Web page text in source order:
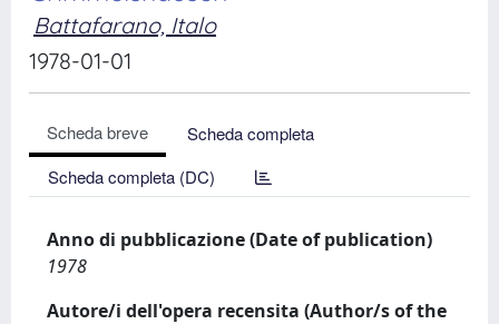
Battafarano, Italo
1978-01-01
Scheda breve
Scheda completa
Scheda completa (DC)
Anno di pubblicazione (Date of publication)
1978
Autore/i dell'opera recensita (Author/s of the